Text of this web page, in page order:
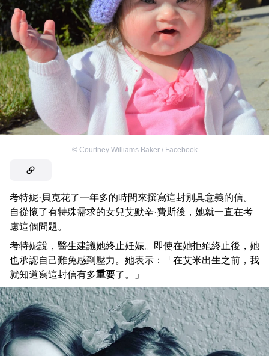
© Courtney Williams Baker / Facebook
考特妮·貝克花了一年多的時間來撰寫這封別具意義的信。
自從懷了有特殊需求的女兒艾默辛·費斯後，她就一直在考
慮這個問題。
考特妮說，醫生建議她終止妊娠。即使在她拒絕終止後，她
也承認自己難免感到壓力。她表示：「在艾米出生之前，我
就知道寫這封信有多重要了。」